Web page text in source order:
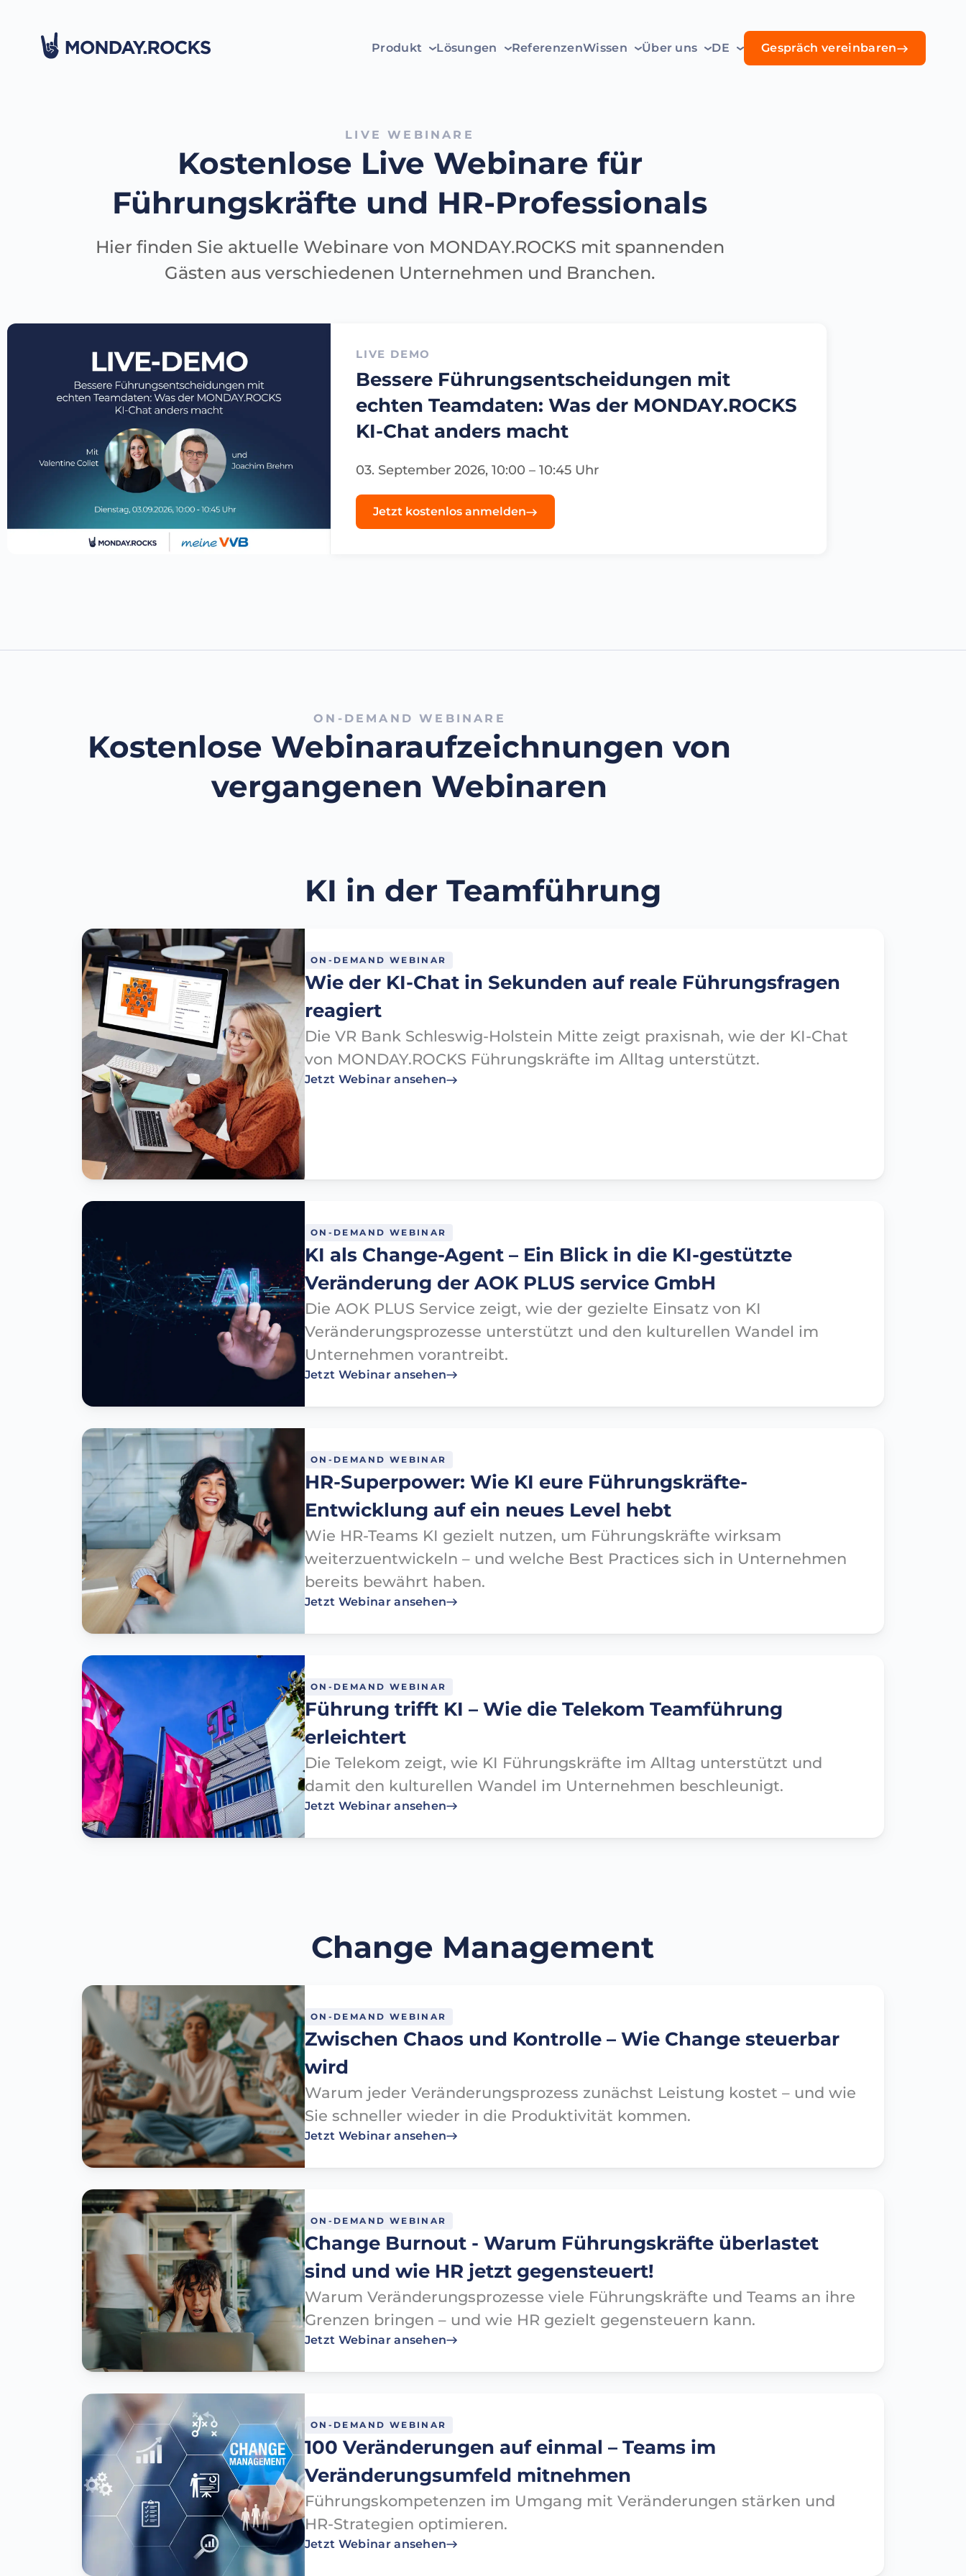
Produkt Lösungen ReferenzenWissen Über uns DE Gespräch vereinbaren
LIVE WEBINARE
Kostenlose Live Webinare für
Führungskräfte und HR-Professionals
Hier finden Sie aktuelle Webinare von MONDAY.ROCKS mit spannenden
Gästen aus verschiedenen Unternehmen und Branchen.
LIVE DEMO
Bessere Führungsentscheidungen mit
echten Teamdaten: Was der MONDAY.ROCKS
KI-Chat anders macht
03. September 2026, 10:00 – 10:45 Uhr
Jetzt kostenlos anmelden
ON-DEMAND WEBINARE
Kostenlose Webinaraufzeichnungen von
vergangenen Webinaren
KI in der Teamführung
ON-DEMAND WEBINAR
Wie der KI-Chat in Sekunden auf reale Führungsfragen
reagiert​
​Die VR Bank Schleswig-Holstein Mitte zeigt praxisnah, wie der KI-Chat
von MONDAY.ROCKS Führungskräfte im Alltag unterstützt.
Jetzt Webinar ansehen
ON-DEMAND WEBINAR
KI als Change-Agent – Ein Blick in die KI-gestützte
Veränderung der AOK PLUS service GmbH
Die AOK PLUS Service zeigt, wie der gezielte Einsatz von KI
Veränderungsprozesse unterstützt und den kulturellen Wandel im
Unternehmen vorantreibt.
Jetzt Webinar ansehen
ON-DEMAND WEBINAR
HR-Superpower: Wie KI eure Führungskräfte-
Entwicklung auf ein neues Level hebt
Wie HR-Teams KI gezielt nutzen, um Führungskräfte wirksam
weiterzuentwickeln – und welche Best Practices sich in Unternehmen
bereits bewährt haben.
Jetzt Webinar ansehen
ON-DEMAND WEBINAR
Führung trifft KI – Wie die Telekom Teamführung
erleichtert​
Die Telekom zeigt, wie KI Führungskräfte im Alltag unterstützt und
damit den kulturellen Wandel im Unternehmen beschleunigt.
Jetzt Webinar ansehen
Change Management
ON-DEMAND WEBINAR
Zwischen Chaos und Kontrolle – Wie Change steuerbar
wird
Warum jeder Veränderungsprozess zunächst Leistung kostet – und wie
Sie schneller wieder in die Produktivität kommen.
Jetzt Webinar ansehen
ON-DEMAND WEBINAR
Change Burnout - Warum Führungskräfte überlastet
sind und wie HR jetzt gegensteuert!
Warum Veränderungsprozesse viele Führungskräfte und Teams an ihre
Grenzen bringen – und wie HR gezielt gegensteuern kann.
Jetzt Webinar ansehen
ON-DEMAND WEBINAR
100 Veränderungen auf einmal – Teams im
Veränderungsumfeld mitnehmen
Führungskompetenzen im Umgang mit Veränderungen stärken und
HR-Strategien optimieren.
Jetzt Webinar ansehen